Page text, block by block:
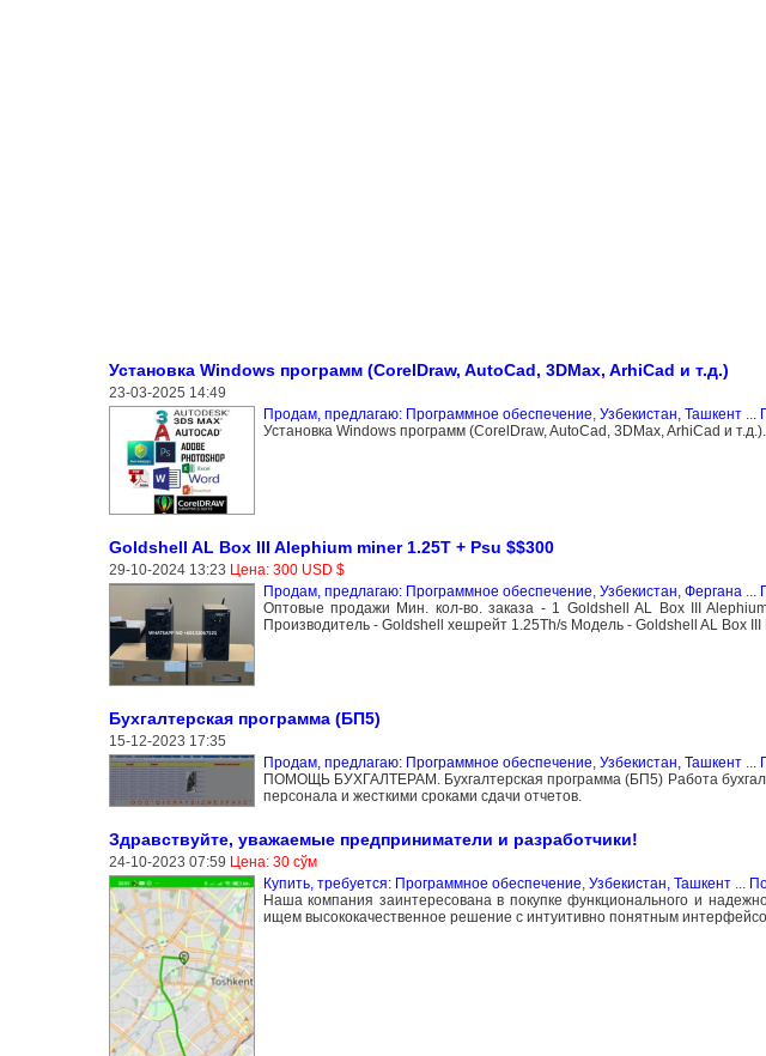
Установка Windows программ (CorelDraw, AutoCad, 3DMax, ArhiCad и т.д.)
23-03-2025 14:49
Продам, предлагаю: Программное обеспечение Узбекистан, Ташкент...
Установка Windows программ (CorelDraw, AutoCad, 3DMax, ArhiCad и т.д.).
Goldshell AL Box III Alephium miner 1.25T + Psu $$300
29-10-2024 13:23 Цена: 300 USD $
Продам, предлагаю: Программное обеспечение, Узбекистан, Фергана...
Оптовые продажи Мин. кол-во. заказа - 1 Goldshell AL Box III
Производитель - Goldshell хешрейт 1.25Th/s Модель - Goldshell AL Box III
Бухгалтерская программа (БП5)
15-12-2023 17:35
Продам, предлагаю: Программное обеспечение, Узбекистан, Ташкент...
ПОМОЩЬ БУХГАЛТЕРАМ. Бухгалтерская программа (БП5) Работа
персонала и жесткими сроками сдачи отчетов.
Здравствуйте, уважаемые предприниматели и разработчики!
24-10-2023 07:59 Цена: 30 сўм
Купить, требуется: Программное обеспечение Узбекистан, Ташкент...
Наша компания заинтересована в покупке функционального и
ищем высококачественное решение с интуитивно понятным